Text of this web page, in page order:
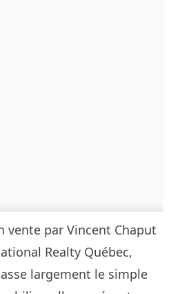
vente par Vincent Chaput
Realty Québec,
largement le simple